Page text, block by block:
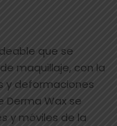
que se
maquillaje, con la
y deformaciones
Derma Wax se
y móviles de la